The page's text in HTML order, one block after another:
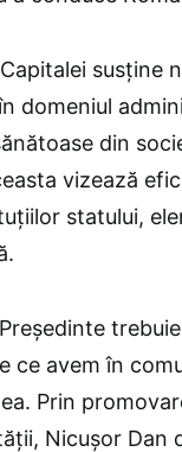
susţine
domeniul
din
vizează
statului,
ce avem în
Prin
Nicuşor Dan